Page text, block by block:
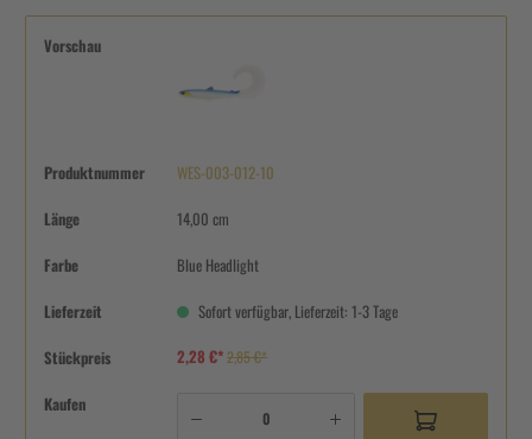
Vorschau
Produktnummer WES-003-012-10
Länge 14,00 cm
Farbe Blue Headlight
Lieferzeit Sofort verfügbar, Lieferzeit: 1-3 Tage
Stückpreis 2,28 €*2,85 €*
Kaufen